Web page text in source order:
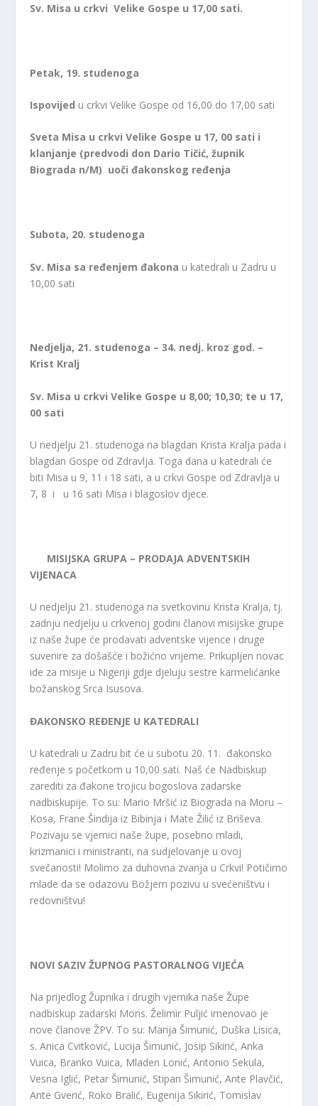
Sv. Misa u crkvi Velike Gospe u 17,00 sati.
Petak, 19. studenoga
Ispovijed u crkvi Velike Gospe od 16,00 do 17,00 sati
Sveta Misa u crkvi Velike Gospe u 17, 00 sati i
klanjanje (predvodi don Dario Tičić, župnik
Biograda n/M) uoči đakonskog ređenja
Subota, 20. studenoga
Sv. Misa sa ređenjem đakona u katedrali u Zadru u
10,00 sati
Nedjelja, 21. studenoga – 34. nedj. kroz god. –
Krist Kralj
Sv. Misa u crkvi Velike Gospe u 8,00; 10,30; te u 17,
00 sati
U nedjelju 21. studenoga na blagdan Krista Kralja pada i
blagdan Gospe od Zdravlja. Toga dana u katedrali će
biti Misa u 9, 11 i 18 sati, a u crkvi Gospe od Zdravlja u
7, 8 i u 16 sati Misa i blagoslov djece.
MISIJSKA GRUPA – PRODAJA ADVENTSKIH
VIJENACA
U nedjelju 21. studenoga na svetkovinu Krista Kralja, tj.
zadnju nedjelju u crkvenoj godini članovi misijske grupe
iz naše župe će prodavati adventske vijence i druge
suvenire za došašće i božićno vrijeme. Prikupljen novac
ide za misije u Nigeriji gdje djeluju sestre karmelićanke
božanskog Srca Isusova.
ĐAKONSKO REĐENJE U KATEDRALI
U katedrali u Zadru bit će u subotu 20. 11. đakonsko
ređenje s početkom u 10,00 sati. Naš će Nadbiskup
zarediti za đakone trojicu bogoslova zadarske
nadbiskupije. To su: Mario Mršić iz Biograda na Moru –
Kosa, Frane Šindija iz Bibinja i Mate Žilić iz Briševa.
Pozivaju se vjernici naše župe, posebno mladi,
krizmanici i ministranti, na sudjelovanje u ovoj
svečanosti! Molimo za duhovna zvanja u Crkvi! Potičimo
mlade da se odazovu Božjem pozivu u svećeništvu i
redovništvu!
NOVI SAZIV ŽUPNOG PASTORALNOG VIJEĆA
Na prijedlog Župnika i drugih vjernika naše Župe
nadbiskup zadarski Mons. Želimir Puljić imenovao je
nove članove ŽPV. To su: Marija Šimunić, Duška Lisica,
s. Anica Cvitković, Lucija Šimunić, Josip Sikirić, Anka
Vuica, Branko Vuica, Mladen Lonić, Antonio Sekula,
Vesna Iglić, Petar Šimunić, Stipan Šimunić, Ante Plavčić,
Ante Gverić, Roko Bralić, Eugenija Sikirić, Tomislav